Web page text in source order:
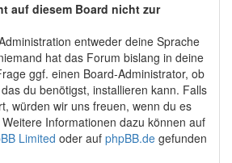
auf diesem Board nicht zur
entweder deine Sprache
hat das Forum bislang in deine
ggf. einen Board-Administrator, ob
du benötigst, installieren kann. Falls
würden wir uns freuen, wenn du es
Informationen dazu können auf
Limited oder auf phpBB.de gefunden